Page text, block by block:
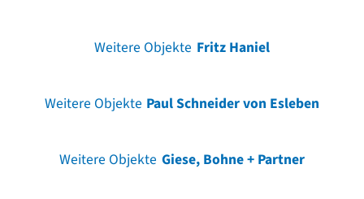
Weitere Objekte Fritz Haniel
Weitere Objekte Paul Schneider von Esleben
Weitere Objekte Giese, Bohne + Partner